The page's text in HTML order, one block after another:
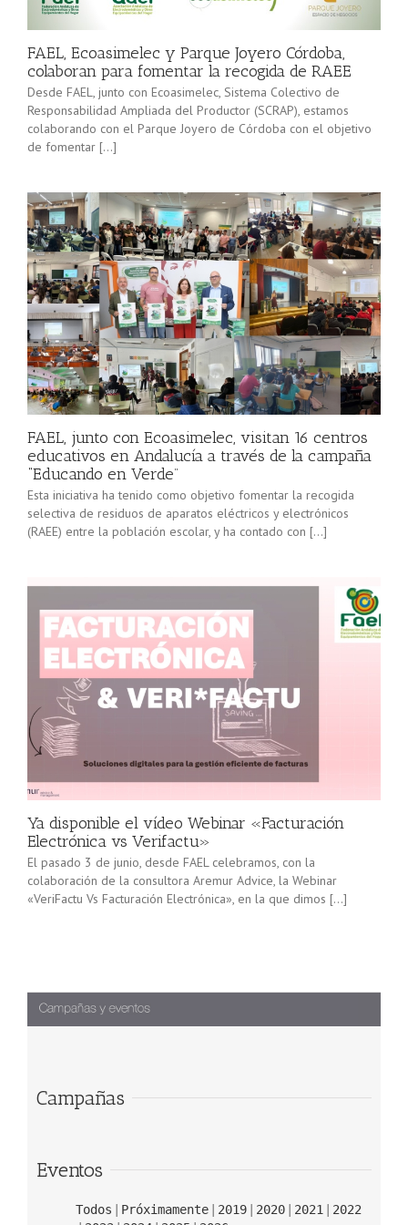
minorista”
(convocatoria
2025), pone
en marcha a
Sevilla junto
[…]
FAEL, Ecoasimelec y Parque Joyero Córdoba,
colaboran para fomentar la recogida de RAEE
Desde FAEL, junto con Ecoasimelec, Sistema Colectivo de
Responsabilidad Ampliada del Productor (SCRAP), estamos
colaborando con el Parque Joyero de Córdoba con el objetivo
de fomentar […]
FAEL, junto con Ecoasimelec, visitan 16 centros
educativos en Andalucía a través de la campaña
“Educando en Verde”
Esta iniciativa ha tenido como objetivo fomentar la recogida
selectiva de residuos de aparatos eléctricos y electrónicos
(RAEE) entre la población escolar, y ha contado con […]
Ya disponible el vídeo Webinar «Facturación
Electrónica vs Verifactu»
El pasado 3 de junio, desde FAEL celebramos, con la
colaboración de la consultora Aremur Advice, la Webinar
«VeriFactu Vs Facturación Electrónica», en la que dimos […]
Campañas
Eventos
Todos Próximamente 2019 2020 2021
2022